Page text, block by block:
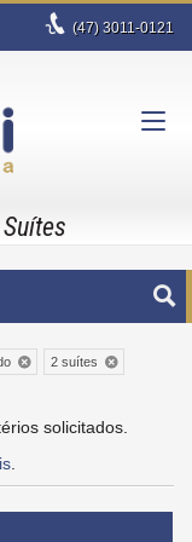
(47)3011-0121
2 suítes
solicitados.